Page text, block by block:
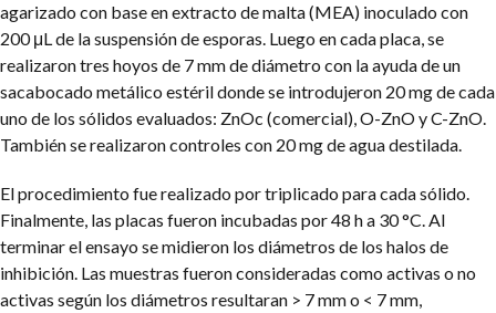
agarizado con base en extracto de malta (MEA) inoculado con
200 μL de la suspensión de esporas. Luego en cada placa, se
realizaron tres hoyos de 7 mm de diámetro con la ayuda de un
sacabocado metálico estéril donde se introdujeron 20 mg de cada
uno de los sólidos evaluados: ZnOc (comercial), O-ZnO y C-ZnO.
También se realizaron controles con 20 mg de agua destilada.
El procedimiento fue realizado por triplicado para cada sólido.
Finalmente, las placas fueron incubadas por 48 h a 30 °C. Al
terminar el ensayo se midieron los diámetros de los halos de
inhibición. Las muestras fueron consideradas como activas o no
activas según los diámetros resultaran > 7 mm o < 7 mm,